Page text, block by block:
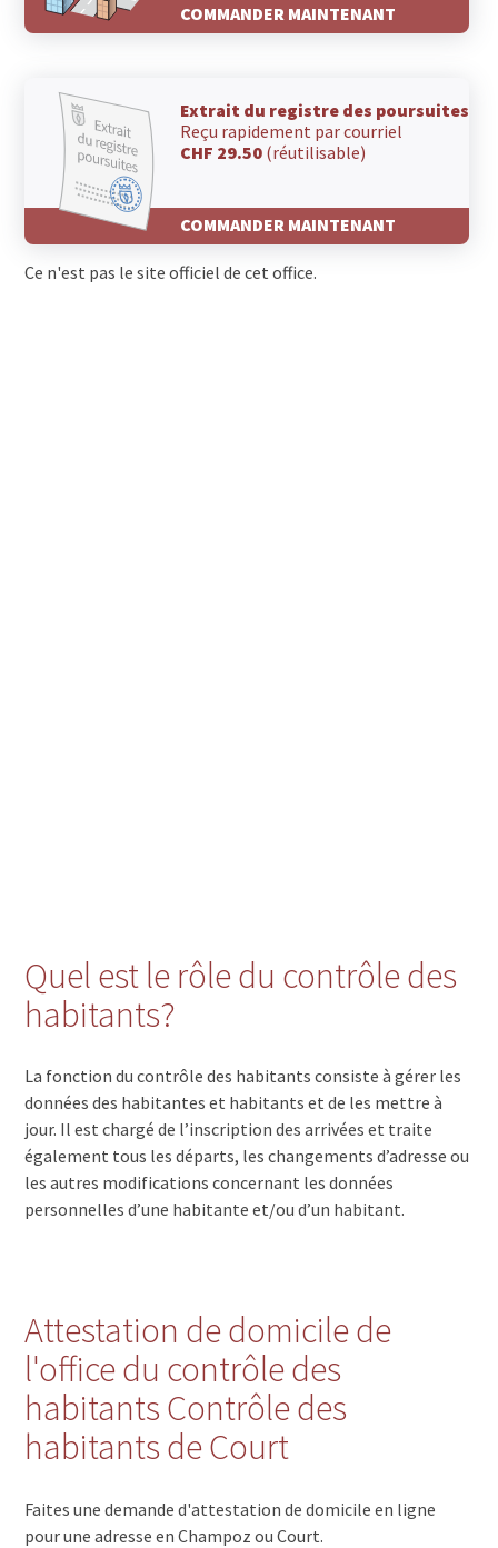
COMMANDER MAINTENANT
Extrait du registre des poursuites
Reçu rapidement par courriel
CHF 29.50 (réutilisable)
COMMANDER MAINTENANT
Ce n'est pas le site officiel de cet office.
Quel est le rôle du contrôle des
habitants?
La fonction du contrôle des habitants consiste à gérer les
données des habitantes et habitants et de les mettre à
jour. Il est chargé de l’inscription des arrivées et traite
également tous les départs, les changements d’adresse ou
les autres modifications concernant les données
personnelles d’une habitante et/ou d’un habitant.
Attestation de domicile de
l'office du contrôle des
habitants Contrôle des
habitants de Court
Faites une demande d'attestation de domicile en ligne
pour une adresse en Champoz ou Court.